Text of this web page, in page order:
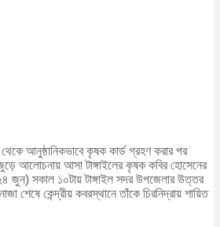
থেকে আনুষ্ঠানিকভাবে কৃষক কার্ড গ্রহণ করার পর
আলোচনায় আসা টাঙ্গাইলের কৃষক কবির হোসেনের
জুন) সকাল ১০টায় টাঙ্গাইল সদর উপজেলার উত্তর
শেষে কেন্দ্রীয় কবরস্থানে তাঁকে চিরনিদ্রায় শায়িত